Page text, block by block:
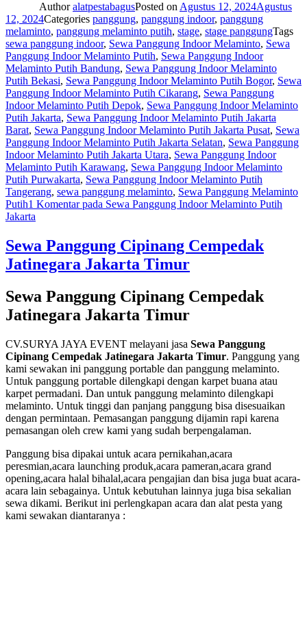
AuthoralatpestabagusPosted onAgustus 12, 2024Agustus
12, 2024Categories panggung, panggung indoor, panggung
melaminto, panggung melaminto putih, stage, stage panggungTags
sewa panggung indoor, Sewa Panggung Indoor Melaminto, Sewa
Panggung Indoor Melaminto Putih, Sewa Panggung Indoor
Melaminto Putih Bandung, Sewa Panggung Indoor Melaminto
Putih Bekasi, Sewa Panggung Indoor Melaminto Putih Bogor, Sewa
Panggung Indoor Melaminto Putih Cikarang, Sewa Panggung
Indoor Melaminto Putih Depok, Sewa Panggung Indoor Melaminto
Putih Jakarta, Sewa Panggung Indoor Melaminto Putih Jakarta
Barat, Sewa Panggung Indoor Melaminto Putih Jakarta Pusat, Sewa
Panggung Indoor Melaminto Putih Jakarta Selatan, Sewa Panggung
Indoor Melaminto Putih Jakarta Utara, Sewa Panggung Indoor
Melaminto Putih Karawang, Sewa Panggung Indoor Melaminto
Putih Purwakarta, Sewa Panggung Indoor Melaminto Putih
Tangerang, sewa panggung melaminto, Sewa Panggung Melaminto
Putih1 Komentarpada Sewa Panggung Indoor Melaminto Putih
Jakarta
Sewa Panggung Cipinang Cempedak
Jatinegara Jakarta Timur
Sewa Panggung Cipinang Cempedak
Jatinegara Jakarta Timur
CV.SURYA JAYA EVENT melayani jasa Sewa Panggung
Cipinang Cempedak Jatinegara Jakarta Timur. Panggung yang
kami sewakan ini panggung portable dan panggung melaminto.
Untuk panggung portable dilengkapi dengan karpet buana atau
karpet permadani. Dan untuk panggung melaminto dilengkapi
melaminto. Untuk tinggi dan panjang panggung bisa disesuaikan
dengan permintaan. Pemasangan panggung dijamin rapi karena
pemasangan oleh crew kami yang sudah berpengalaman.
Panggung bisa dipakai untuk acara pernikahan,acara
peresmian,acara launching produk,acara pameran,acara grand
opening,acara halal bihalal,acara pengajian dan bisa juga buat acara-
acara lain sebagainya. Untuk kebutuhan lainnya juga bisa sekalian
sewa dikami. Berikut ini perlengkapan acara dan alat pesta yang
kami sewakan diantaranya :